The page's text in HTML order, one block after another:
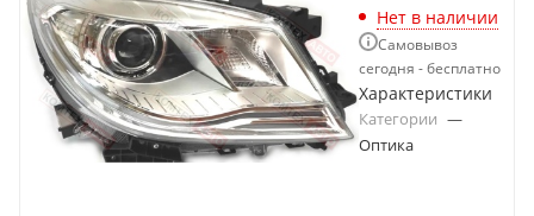
Нет в наличии
Самовывоз
сегодня - бесплатно
Характеристики
Категории —
Оптика